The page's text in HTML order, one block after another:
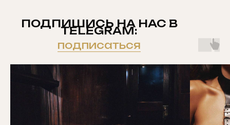
ПОДПИШИСЬ НА НАС В
TELEGRAM:
подписаться